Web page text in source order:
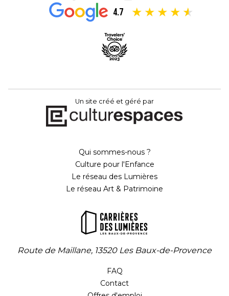
4.7
Un site créé et géré par
Qui sommes-nous ?
Culture pour l'Enfance
Le réseau des Lumières
Le réseau Art & Patrimoine
Route de Maillane, 13520 Les Baux-de-Provence
FAQ
Contact